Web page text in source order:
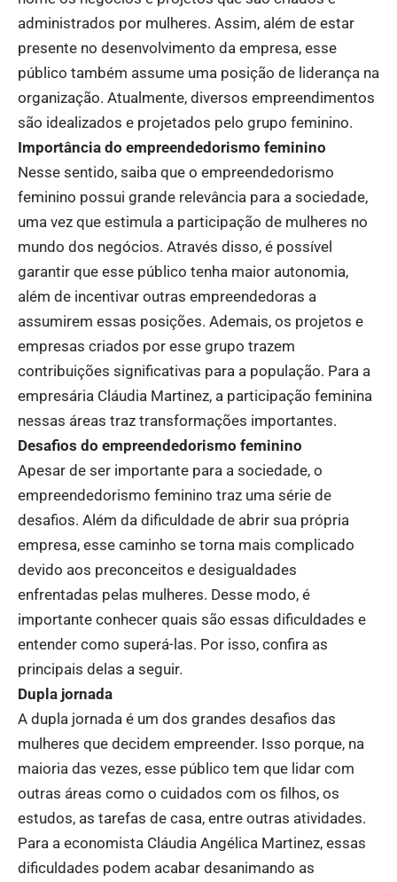
administrados por mulheres. Assim, além de estar
presente no desenvolvimento da empresa, esse
público também assume uma posição de liderança na
organização. Atualmente, diversos empreendimentos
são idealizados e projetados pelo grupo feminino.
Importância do empreendedorismo feminino
Nesse sentido, saiba que o empreendedorismo
feminino possui grande relevância para a sociedade,
uma vez que estimula a participação de mulheres no
mundo dos negócios. Através disso, é possível
garantir que esse público tenha maior autonomia,
além de incentivar outras empreendedoras a
assumirem essas posições. Ademais, os projetos e
empresas criados por esse grupo trazem
contribuições significativas para a população. Para a
empresária Cláudia Martinez, a participação feminina
nessas áreas traz transformações importantes.
Desafios do empreendedorismo feminino
Apesar de ser importante para a sociedade, o
empreendedorismo feminino traz uma série de
desafios. Além da dificuldade de abrir sua própria
empresa, esse caminho se torna mais complicado
devido aos preconceitos e desigualdades
enfrentadas pelas mulheres. Desse modo, é
importante conhecer quais são essas dificuldades e
entender como superá-las. Por isso, confira as
principais delas a seguir.
Dupla jornada
A dupla jornada é um dos grandes desafios das
mulheres que decidem empreender. Isso porque, na
maioria das vezes, esse público tem que lidar com
outras áreas como o cuidados com os filhos, os
estudos, as tarefas de casa, entre outras atividades.
Para a economista Cláudia Angélica Martinez, essas
dificuldades podem acabar desanimando as